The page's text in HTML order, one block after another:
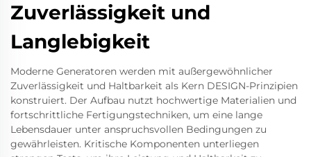
Zuverlässigkeit und
Langlebigkeit
Moderne Generatoren werden mit außergewöhnlicher
Zuverlässigkeit und Haltbarkeit als Kern DESIGN-Prinzipien
konstruiert. Der Aufbau nutzt hochwertige Materialien und
fortschrittliche Fertigungstechniken, um eine lange
Lebensdauer unter anspruchsvollen Bedingungen zu
gewährleisten. Kritische Komponenten unterliegen